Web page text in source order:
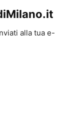
alla tua e-